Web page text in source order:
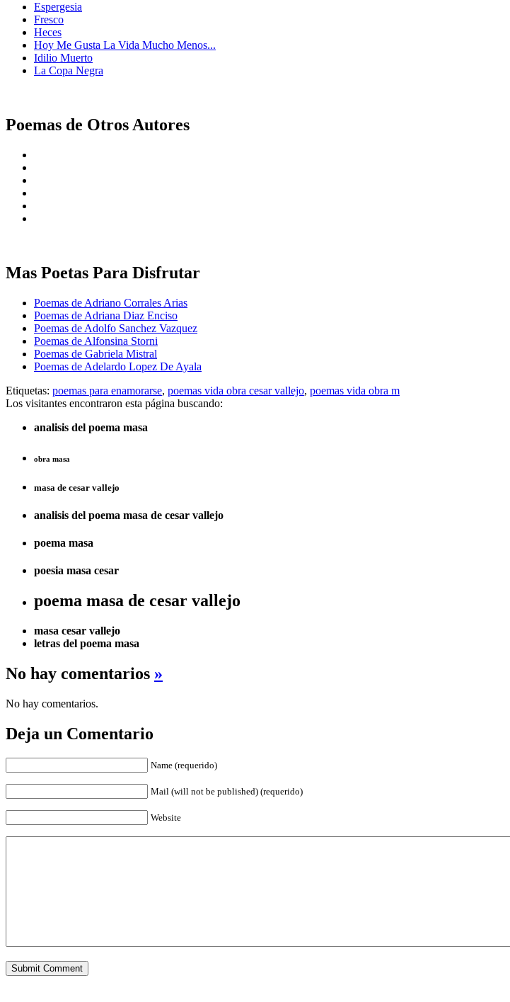
Espergesia
Fresco
Heces
Hoy Me Gusta La Vida Mucho Menos...
Idilio Muerto
La Copa Negra
Poemas de Otros Autores
Mas Poetas Para Disfrutar
Poemas de Adriano Corrales Arias
Poemas de Adriana Diaz Enciso
Poemas de Adolfo Sanchez Vazquez
Poemas de Alfonsina Storni
Poemas de Gabriela Mistral
Poemas de Adelardo Lopez De Ayala
Etiquetas: poemas para enamorarse, poemas vida obra cesar vallejo, poemas vida obra m
Los visitantes encontraron esta página buscando:
analisis del poema masa
obra masa
masa de cesar vallejo
analisis del poema masa de cesar vallejo
poema masa
poesia masa cesar
poema masa de cesar vallejo
masa cesar vallejo
letras del poema masa
No hay comentarios »
No hay comentarios.
Deja un Comentario
Name (requerido)
Mail (will not be published) (requerido)
Website